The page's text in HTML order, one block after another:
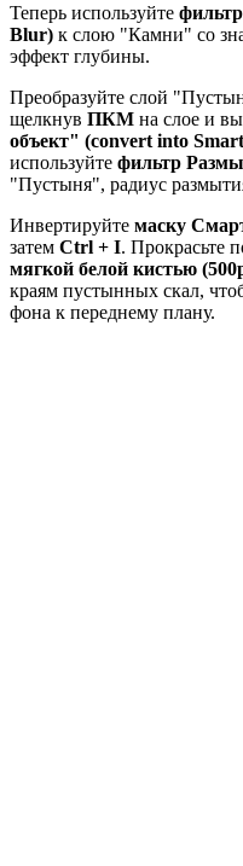
Теперь используйте
Blur) к слою "Камни" со
эффект глубины.
Преобразуйте слой
щелкнув ПКМ на слое и
объект" (convert into
используйте фильтр
"Пустыня", радиус
Инвертируйте маску
затем Ctrl + I. Прокрасьте
мягкой белой кистью
краям пустынных скал,
фона к переднему плану.